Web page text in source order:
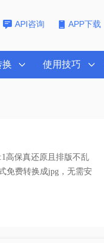
API咨询 APP下载
换 使用技巧
高保真还原且排版不乱
免费转换成jpg，无需安